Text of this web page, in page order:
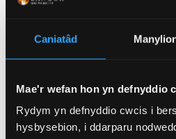
Caniatâd
Mae'r wefan hon yn defnyddio
Rydym yn defnyddio cwcis i
hysbysebion, i ddarparu
Mhrifysgol Umeå, ac Athro er
Mhrifysgol Bangor,
ehangu’r ddealltwriaeth
mewn addysg uwch. Mae'r
sawl sy’n rhan o’r astudiaeth